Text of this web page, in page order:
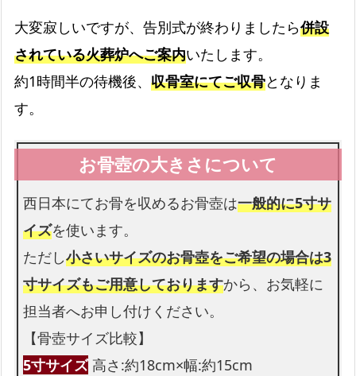
司会者
お葬式の司会をします
生花祭壇
生花祭壇は無料です
花束
お足元も花束を入れられます
遺影写真
大変寂しいですが、告別式が終わりましたら併設
されている火葬炉へご案内いたします。
約1時間半の待機後、 収骨室にてご収骨となりま
す。
西日本にてお骨を収めるお骨壺は一般的に5寸サ
イズを使います。
ただし小さいサイズのお骨壺をご希望の場合は3
寸サイズもご用意しておりますから、お気軽に
担当者へお申し付けください。
【骨壺サイズ比較】
5寸サイズ 高さ:約18cm×幅:約15cm